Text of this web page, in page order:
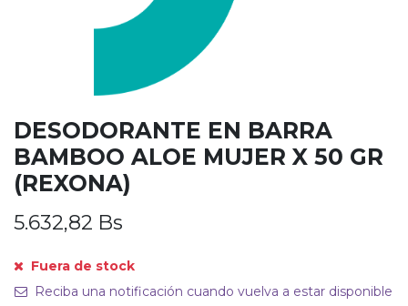
DESODORANTE EN BARRA
BAMBOO ALOE MUJER X 50 GR
(REXONA)
5.632,82 Bs
Fuera de stock
Reciba una notificación cuando vuelva a estar disponible